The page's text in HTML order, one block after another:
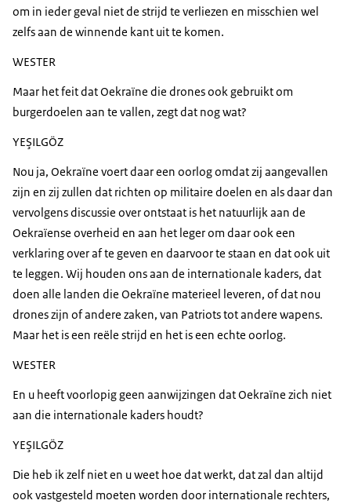
om in ieder geval niet de strijd te verliezen en misschien wel
zelfs aan de winnende kant uit te komen.
WESTER
Maar het feit dat Oekraïne die drones ook gebruikt om
burgerdoelen aan te vallen, zegt dat nog wat?
YEŞILGÖZ
Nou ja, Oekraïne voert daar een oorlog omdat zij aangevallen
zijn en zij zullen dat richten op militaire doelen en als daar dan
vervolgens discussie over ontstaat is het natuurlijk aan de
Oekraïense overheid en aan het leger om daar ook een
verklaring over af te geven en daarvoor te staan en dat ook uit
te leggen. Wij houden ons aan de internationale kaders, dat
doen alle landen die Oekraïne materieel leveren, of dat nou
drones zijn of andere zaken, van Patriots tot andere wapens.
Maar het is een reële strijd en het is een echte oorlog.
WESTER
En u heeft voorlopig geen aanwijzingen dat Oekraïne zich niet
aan die internationale kaders houdt?
YEŞILGÖZ
Die heb ik zelf niet en u weet hoe dat werkt, dat zal dan altijd
ook vastgesteld moeten worden door internationale rechters,